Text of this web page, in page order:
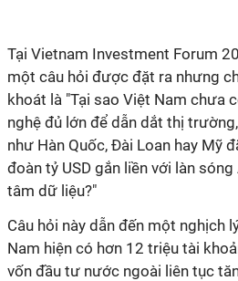
Tại Vietnam Investment Forum
một câu hỏi được đặt ra nhưng
khoát là "Tại sao Việt Nam chưa
nghệ đủ lớn để dẫn dắt thị
như Hàn Quốc, Đài Loan hay Mỹ
đoàn tỷ USD gắn liền với làn
tâm dữ liệu?"
Câu hỏi này dẫn đến một nghịch
Nam hiện có hơn 12 triệu tài
vốn đầu tư nước ngoài liên tục